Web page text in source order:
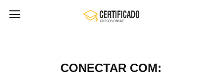
CONECTAR COM: